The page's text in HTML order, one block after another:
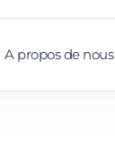
A propos de nous